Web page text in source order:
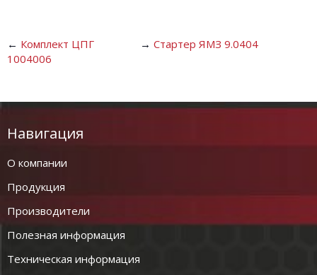
→Стартер ЯМЗ 9.0404
← Комплект ЦПГ
1004006
Навигация
О компании
Продукция
Производители
Полезная информация
Техническая информация